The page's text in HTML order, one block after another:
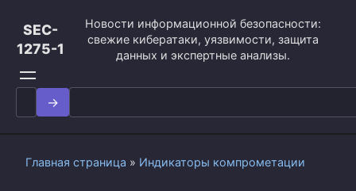
контенту
SEC-
1275-1
Новости информационной безопасности:
свежие кибератаки, уязвимости, защита
данных и экспертные анализы.
Search
for:
Главная страница » Индикаторы компрометации